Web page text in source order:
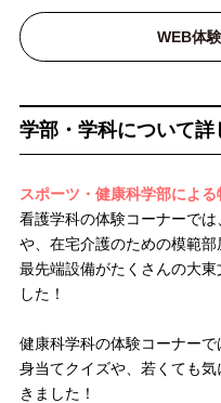
WEB体
学部・学科について詳
スポーツ・健康科学部による
看護学科の体験コーナーで
や、在宅介護のための模範部
最先端設備がたくさんの大
した！
健康科学科の体験コーナー
身当てクイズや、若くても
きました！